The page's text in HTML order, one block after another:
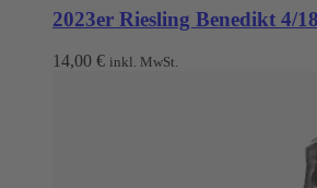
2023er Riesling Benedikt 4/
14,00 € inkl. MwSt.